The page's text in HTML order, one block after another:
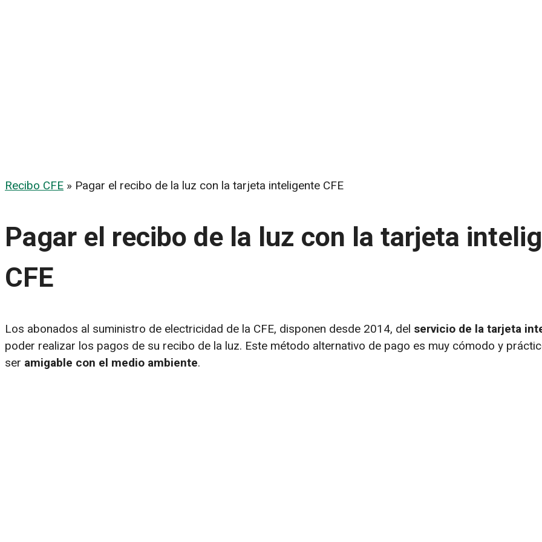
Recibo CFE » Pagar el recibo de la luz con la tarjeta inteligente CFE
Pagar el recibo de la luz con la tarjeta
CFE
Los abonados al suministro de electricidad de la CFE, disponen desde 2014, del servicio de la tarjeta
poder realizar los pagos de su recibo de la luz. Este método alternativo de pago es muy cómodo y
ser amigable con el medio ambiente.